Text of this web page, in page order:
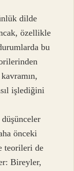
dilde
özellikle
bu
işlediğini
önceki
teorileri de
Bireyler,